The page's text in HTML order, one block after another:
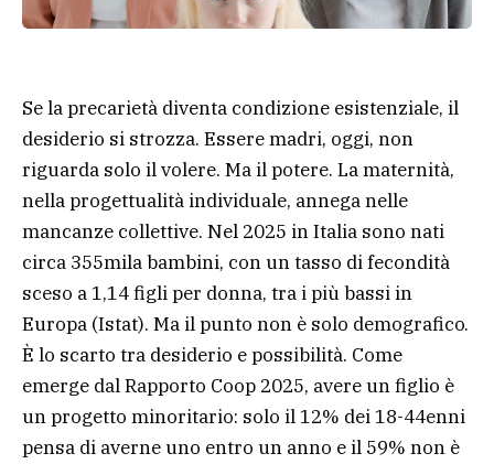
Se la precarietà diventa condizione esistenziale, il
desiderio si strozza. Essere madri, oggi, non
riguarda solo il volere. Ma il potere. La maternità,
nella progettualità individuale, annega nelle
mancanze collettive. Nel 2025 in Italia sono nati
circa 355mila bambini, con un tasso di fecondità
sceso a 1,14 figli per donna, tra i più bassi in
Europa (Istat). Ma il punto non è solo demografico.
È lo scarto tra desiderio e possibilità. Come
emerge dal Rapporto Coop 2025, avere un figlio è
un progetto minoritario: solo il 12% dei 18-44enni
pensa di averne uno entro un anno e il 59% non è